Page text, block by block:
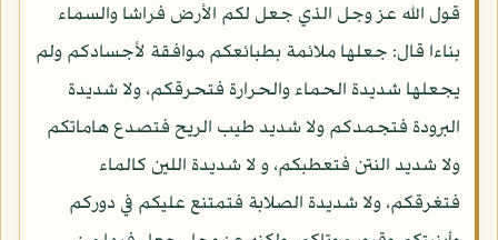
قول الله عز وجل الذي جعل لكم الأرض فراشا والسماء
بناءا قال: جعلها ملائمة بطبائعكم موافقة لأجسادكم ولم
يجعلها شديدة الحماء والحرارة فتحرقكم، ولا شديدة
البرودة فتجمدكم ولا شديد طيب الريح فتصدع هاماتكم
ولا شديد النتن فتعطبكم، و لا شديدة اللين كالماء
فتغرقكم، ولا شديدة الصلابة فتمتنع عليكم في دوركم